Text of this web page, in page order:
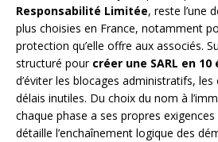
Responsabilité Limitée, reste l’une
plus choisies en France, notamment
protection qu’elle offre aux associés.
structuré pour créer une SARL en
d’éviter les blocages administratifs,
délais inutiles. Du choix du nom à
chaque phase a ses propres exigences
détaille l’enchaînement logique des